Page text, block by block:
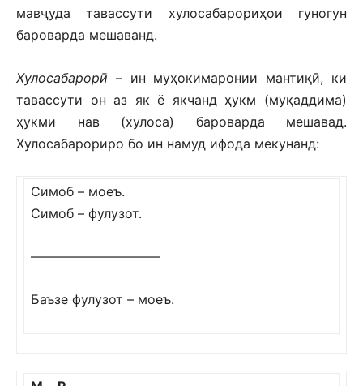
мавҷуда тавассути хулосабарориҳои гуногун
бароварда мешаванд.
Хулосабарорӣ – ин муҳокимаронии мантиқӣ, ки
тавассути он аз як ё якчанд ҳукм (муқаддима)
ҳукми нав (хулоса) бароварда мешавад.
Хулосабарориро бо ин намуд ифода мекунанд:
Симоб – моеъ.
Симоб – фулузот.
——————————
Баъзе фулузот – моеъ.